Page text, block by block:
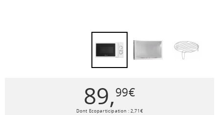
89,99€
Dont Ecoparticipation :2,71€